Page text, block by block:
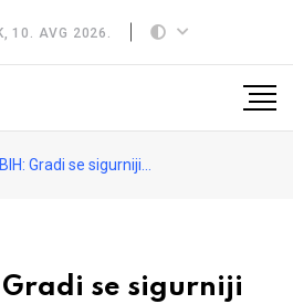
10. AVG 2026.
dom mladoj djevojci s invaliditetom, apel dobrim ljudima
Gradi se sigurniji